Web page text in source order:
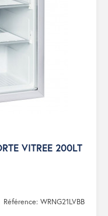
VITREE 200LT
Référence: WRNG21LVBB